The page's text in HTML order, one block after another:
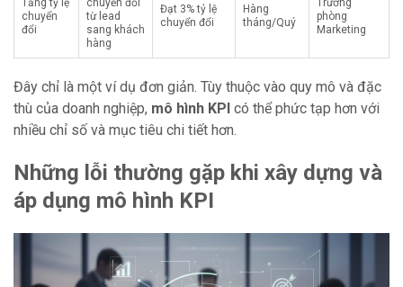
Tăng tỷ lệ
chuyển
đổi
chuyển đổi
từ lead
sang khách
hàng
Đạt 3% tỷ lệ
chuyển đổi
Hàng
tháng/Quý
Trưởng
phòng
Marketing
Đây chỉ là một ví dụ đơn giản. Tùy thuộc vào quy mô và đặc
thù của doanh nghiệp, mô hình KPI có thể phức tạp hơn với
nhiều chỉ số và mục tiêu chi tiết hơn.
Những lỗi thường gặp khi xây dựng và
áp dụng mô hình KPI